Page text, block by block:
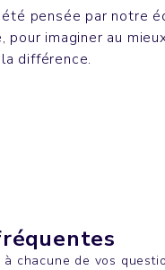
pensée par notre
pour imaginer au
différence.
chacune de vos